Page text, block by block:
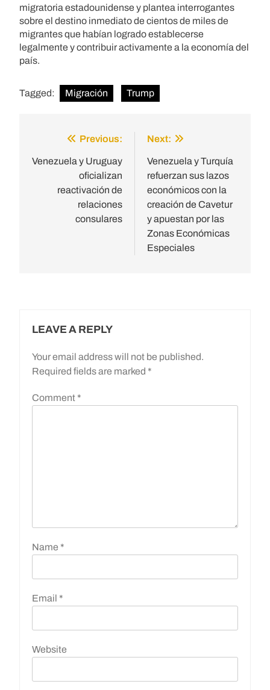
migratoria estadounidense y plantea interrogantes
sobre el destino inmediato de cientos de miles de
migrantes que habían logrado establecerse
legalmente y contribuir activamente a la economía del
país.
Tagged: Migración Trump
navigation
Previous:
Venezuela y Uruguay
oficializan
reactivación de
relaciones
consulares
Next:
Venezuela y Turquía
refuerzan sus lazos
económicos con la
creación de Cavetur
y apuestan por las
Zonas Económicas
Especiales
LEAVE A REPLY
Your email address will not be published.
Required fields are marked *
Comment *
Name *
Email *
Website